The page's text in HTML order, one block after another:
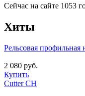
Сейчас на сайте 1053
Хиты
Рельсовая
2 080 руб.
Купить
Cutter CH